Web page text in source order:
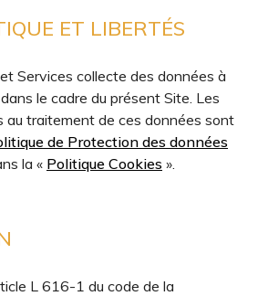
ET LIBERTÉS
Services collecte des données à
le cadre du présent Site. Les
au traitement de ces données sont
de Protection des données
la « Politique Cookies ».
L 616-1 du code de la